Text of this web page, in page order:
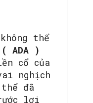
thể
( ADA )
cổ của
nghịch
đã
lợi